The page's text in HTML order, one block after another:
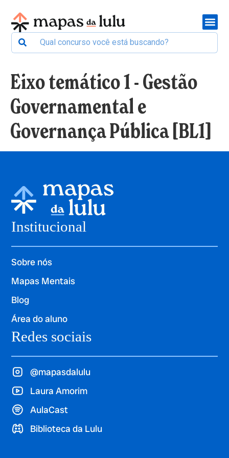
Eixo temático 1 - Gestão
Governamental e
Governança Pública [BL1]
Institucional
Sobre nós
Mapas Mentais
Blog
Área do aluno
Redes sociais
@mapasdalulu
Laura Amorim
AulaCast
Biblioteca da Lulu